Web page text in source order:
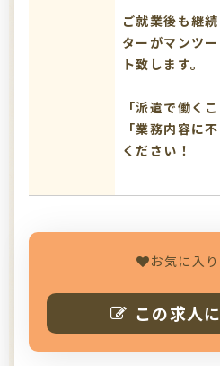
ご就業後も継
ターがマンツ
ト致します。
「派遣で働く
「業務内容に
ください！
お気に入
この求人